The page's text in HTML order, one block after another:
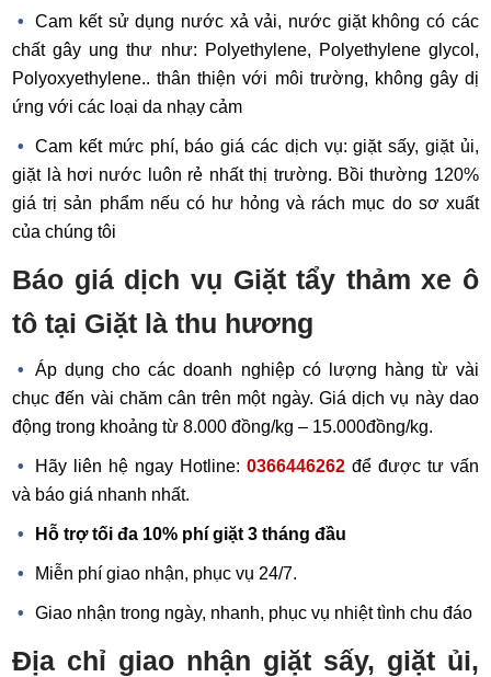
Cam kết sử dụng nước xả vải, nước giặt không có các
chất gây ung thư như: Polyethylene, Polyethylene glycol,
Polyoxyethylene.. thân thiện với môi trường, không gây dị
ứng với các loại da nhạy cảm
Cam kết mức phí, báo giá các dịch vụ: giặt sấy, giặt ủi,
giặt là hơi nước luôn rẻ nhất thị trường. Bồi thường 120%
giá trị sản phẩm nếu có hư hỏng và rách mục do sơ xuất
của chúng tôi
Báo giá dịch vụ Giặt tẩy thảm xe ô
tô tại Giặt là thu hương
Áp dụng cho các doanh nghiệp có lượng hàng từ vài
chục đến vài chăm cân trên một ngày. Giá dịch vụ này dao
động trong khoảng từ 8.000 đồng/kg – 15.000đồng/kg.
Hãy liên hệ ngay Hotline: 0366446262để được tư vấn
và báo giá nhanh nhất.
Hỗ trợ tối đa 10% phí giặt 3 tháng đầu
Miễn phí giao nhận, phục vụ 24/7.
Giao nhận trong ngày, nhanh, phục vụ nhiệt tình chu đáo
Địa chỉ giao nhận giặt sấy, giặt ủi,